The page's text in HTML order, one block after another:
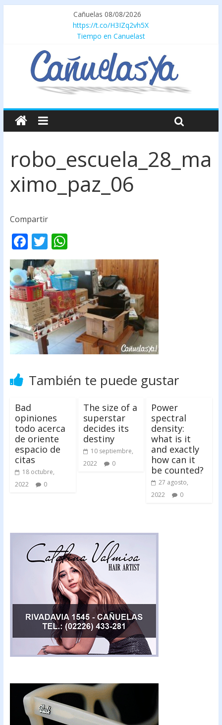
Cañuelas 08/08/2026
https://t.co/H3IZq2vh5X
Tiempo en Canuelast
robo_escuela_28_ma
ximo_paz_06
Compartir
F
ac
e
b
o
o
k
T
w
itt
er
W
h
at
s
A
p
p
También te puede gustar
Bad
opiniones
todo acerca
de oriente
espacio de
citas
18 octubre,
2022
0
The size of a
superstar
decides its
destiny
10 septiembre,
2022
0
Power
spectral
density:
what is it
and exactly
how can it
be counted?
27 agosto,
2022
0